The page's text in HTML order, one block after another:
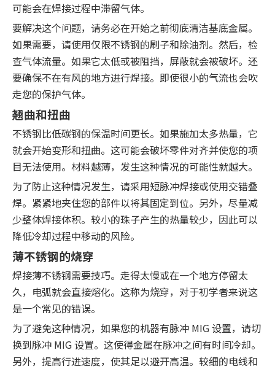
可能会在焊接过程中滞留气体。
要解决这个问题，请务必在开始之前彻底清洁基底金属。
如果需要，请使用仅限不锈钢的刷子和除油剂。然后，检
查气体流量。如果它太低或被阻挡，屏蔽就会被破坏。还
要确保不在有风的地方进行焊接。即使很小的气流也会吹
走您的保护气体。
翘曲和扭曲
不锈钢比低碳钢的保温时间更长。如果施加太多热量，它
就会开始变形和扭曲。这可能会破坏零件对齐并使您的项
目无法使用。材料越薄，发生这种情况的可能性就越大。
为了防止这种情况发生，请采用短脉冲焊接或使用交错叠
焊。紧紧地夹住您的部件以将其固定到位。另外，尽量减
少整体焊接体积。较小的珠子产生的热量较少，因此可以
降低冷却过程中移动的风险。
薄不锈钢的烧穿
焊接薄不锈钢需要技巧。走得太慢或在一个地方停留太
久，电弧就会直接熔化。这称为烧穿，对于初学者来说这
是一个常见的错误。
为了避免这种情况，如果您的机器有脉冲 MIG 设置，请切
换到脉冲 MIG 设置。这使得金属在脉冲之间有时间冷却。
另外，提高行进速度，使其足以避开高温。较细的电线和